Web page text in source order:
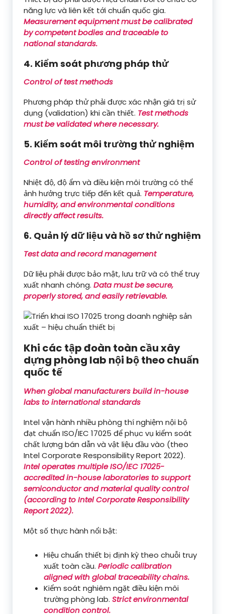
năng lực và liên kết tới chuẩn quốc gia.
Measurement equipment must be calibrated
by competent bodies and traceable to
national standards.
4. Kiểm soát phương pháp thử
Control of test methods
Phương pháp thử phải được xác nhận giá trị sử
dụng (validation) khi cần thiết. Test methods
must be validated where necessary.
5. Kiểm soát môi trường thử nghiệm
Control of testing environment
Nhiệt độ, độ ẩm và điều kiện môi trường có thể
ảnh hưởng trực tiếp đến kết quả. Temperature,
humidity, and environmental conditions
directly affect results.
6. Quản lý dữ liệu và hồ sơ thử nghiệm
Test data and record management
Dữ liệu phải được bảo mật, lưu trữ và có thể truy
xuất nhanh chóng. Data must be secure,
properly stored, and easily retrievable.
Khi các tập đoàn toàn cầu xây
dựng phòng lab nội bộ theo chuẩn
quốc tế
When global manufacturers build in-house
labs to international standards
Intel vận hành nhiều phòng thí nghiệm nội bộ
đạt chuẩn ISO/IEC 17025 để phục vụ kiểm soát
chất lượng bán dẫn và vật liệu đầu vào (theo
Intel Corporate Responsibility Report 2022).
Intel operates multiple ISO/IEC 17025-
accredited in-house laboratories to support
semiconductor and material quality control
(according to Intel Corporate Responsibility
Report 2022).
Một số thực hành nổi bật:
Hiệu chuẩn thiết bị định kỳ theo chuỗi truy
xuất toàn cầu. Periodic calibration
aligned with global traceability chains.
Kiểm soát nghiêm ngặt điều kiện môi
trường phòng lab. Strict environmental
condition control.